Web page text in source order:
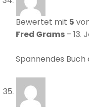
Bewertet mit 5
Fred Grams– 13.
Spannendes